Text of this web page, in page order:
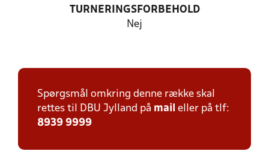
TURNERINGSFORBEHOLD
Nej
Spørgsmål omkring denne række skal
rettes til DBU Jylland på mail eller på tlf:
8939 9999